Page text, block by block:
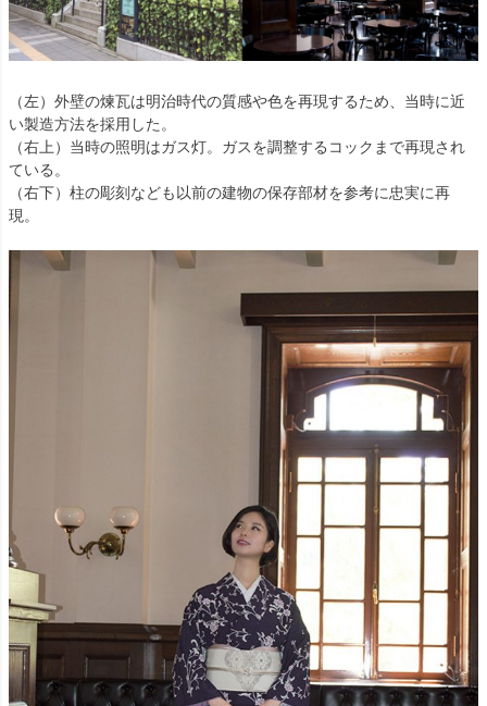
（左）外壁の煉瓦は明治時代の質感や色を再現するため、当時に近
い製造方法を採用した。
（右上）当時の照明はガス灯。ガスを調整するコックまで再現され
ている。
（右下）柱の彫刻なども以前の建物の保存部材を参考に忠実に再
現。